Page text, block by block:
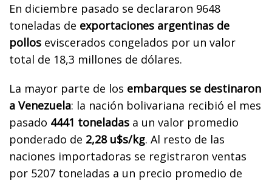
En diciembre pasado se declararon 9648
toneladas de exportaciones argentinas de
pollos eviscerados congelados por un valor
total de 18,3 millones de dólares.
La mayor parte de los embarques se destinaron
a Venezuela: la nación bolivariana recibió el mes
pasado 4441 toneladas a un valor promedio
ponderado de 2,28 u$s/kg. Al resto de las
naciones importadoras se registraron ventas
por 5207 toneladas a un precio promedio de